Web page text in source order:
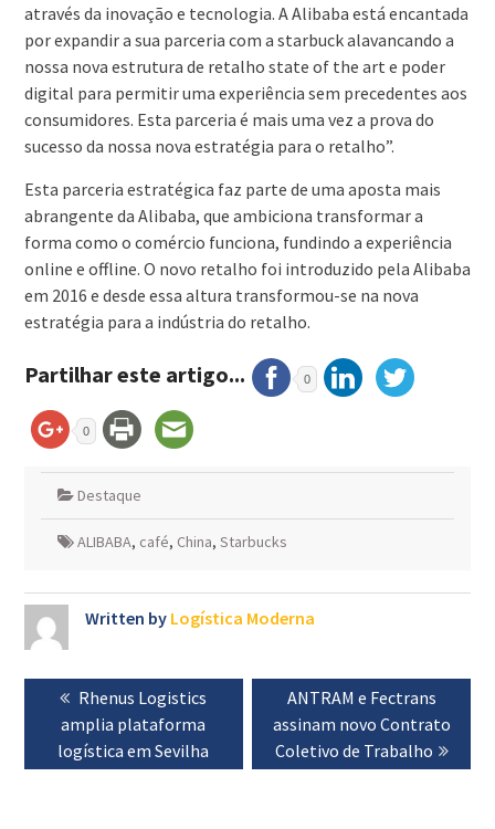
através da inovação e tecnologia. A Alibaba está encantada
por expandir a sua parceria com a starbuck alavancando a
nossa nova estrutura de retalho state of the art e poder
digital para permitir uma experiência sem precedentes aos
consumidores. Esta parceria é mais uma vez a prova do
sucesso da nossa nova estratégia para o retalho”.
Esta parceria estratégica faz parte de uma aposta mais
abrangente da Alibaba, que ambiciona transformar a
forma como o comércio funciona, fundindo a experiência
online e offline. O novo retalho foi introduzido pela Alibaba
em 2016 e desde essa altura transformou-se na nova
estratégia para a indústria do retalho.
Partilhar este artigo... 0
0
Destaque
ALIBABA, café, China, Starbucks
Written by Logística Moderna
Navegação
artigos
Previous
post:
Rhenus Logistics
amplia plataforma
logística em Sevilha
Next
post:
ANTRAM e Fectrans
assinam novo Contrato
Coletivo de Trabalho